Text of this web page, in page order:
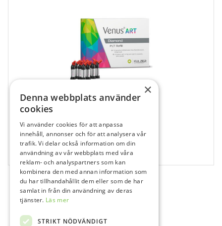
681007
Venus Diamond Art, CO, Kapsel
10x0.25 g
×
Denna webbplats använder
cookies
Vi använder cookies för att anpassa
innehåll, annonser och för att analysera vår
trafik. Vi delar också information om din
användning av vår webbplats med våra
reklam- och analyspartners som kan
kombinera den med annan information som
du har tillhandahållit dem eller som de har
samlat in från din användning av deras
tjänster. Läs mer
STRIKT NÖDVÄNDIGT